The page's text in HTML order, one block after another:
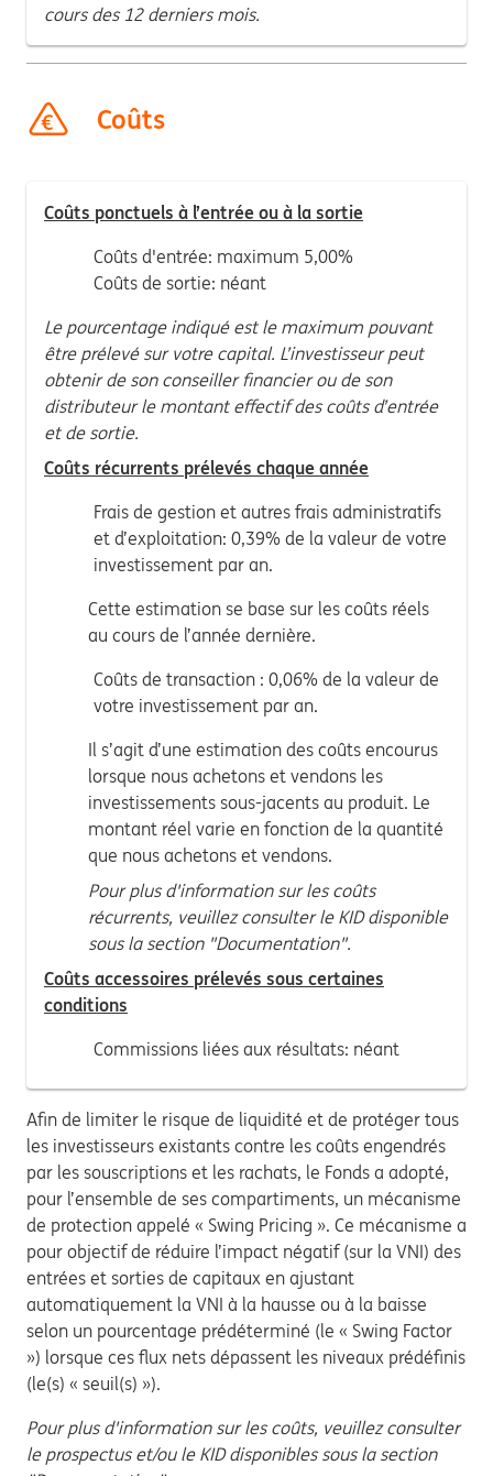
cours des 12 derniers mois.
Coûts
Coûts ponctuels à l’entrée ou à la sortie
Coûts d'entrée: maximum 5,00%
Coûts de sortie: néant
Le pourcentage indiqué est le maximum pouvant
être prélevé sur votre capital. L’investisseur peut
obtenir de son conseiller financier ou de son
distributeur le montant effectif des coûts d’entrée
et de sortie.
Coûts récurrents prélevés chaque année
Frais de gestion et autres frais administratifs
et d’exploitation: 0,39% de la valeur de votre
investissement par an.
Cette estimation se base sur les coûts réels
au cours de l’année dernière.
Coûts de transaction : 0,06% de la valeur de
votre investissement par an.
Il s’agit d’une estimation des coûts encourus
lorsque nous achetons et vendons les
investissements sous-jacents au produit. Le
montant réel varie en fonction de la quantité
que nous achetons et vendons.
Pour plus d'information sur les coûts
récurrents, veuillez consulter le KID disponible
sous la section "Documentation".
Coûts accessoires prélevés sous certaines
conditions
Commissions liées aux résultats: néant
Afin de limiter le risque de liquidité et de protéger tous
les investisseurs existants contre les coûts engendrés
par les souscriptions et les rachats, le Fonds a adopté,
pour l’ensemble de ses compartiments, un mécanisme
de protection appelé « Swing Pricing ». Ce mécanisme a
pour objectif de réduire l’impact négatif (sur la VNI) des
entrées et sorties de capitaux en ajustant
automatiquement la VNI à la hausse ou à la baisse
selon un pourcentage prédéterminé (le « Swing Factor
») lorsque ces flux nets dépassent les niveaux prédéfinis
(le(s) « seuil(s) »).
Pour plus d'information sur les coûts, veuillez consulter
le prospectus et/ou le KID disponibles sous la section